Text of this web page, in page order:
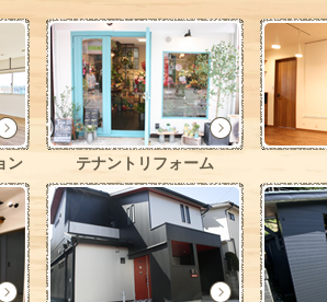
ン テナントリフォーム